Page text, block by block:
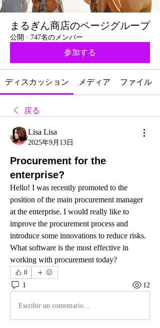
まるぎん商店のページグループ
公開 · 747名のメンバー
参加する
ディスカッション メディア ファイル
戻る
Lisa Lisa
2025年9月13日
Procurement for the
enterprise?
Hello! I was recently promoted to the
position of the main procurement manager
at the enterprise. I would really like to
improve the procurement process and
introduce some innovations to reduce risks.
What software is the most effective in
working with procurement today?
0
1 12
Escribir un comentario...